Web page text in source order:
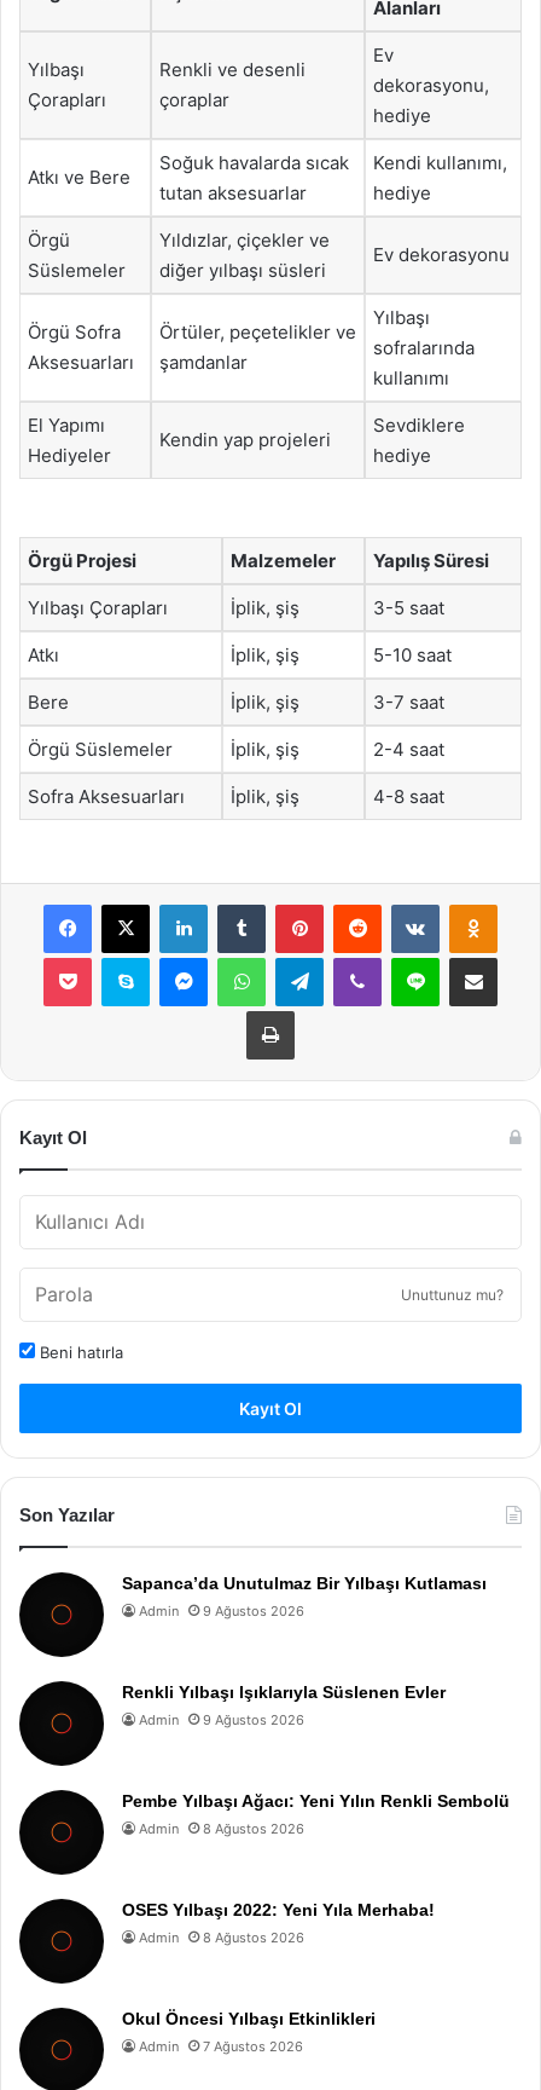
Alanları
Yılbaşı
Çorapları
Renkli ve desenli
çoraplar
Ev
dekorasyonu,
hediye
Atkı ve Bere
Soğuk havalarda sıcak
tutan aksesuarlar
Kendi kullanımı,
hediye
Örgü
Süslemeler
Yıldızlar, çiçekler ve
diğer yılbaşı süsleri
Ev dekorasyonu
Örgü Sofra
Aksesuarları
Örtüler, peçetelikler ve
şamdanlar
Yılbaşı
sofralarında
kullanımı
El Yapımı
Hediyeler
Kendin yap projeleri
Sevdiklere
hediye
Örgü Projesi Malzemeler Yapılış Süresi
Yılbaşı Çorapları İplik, şiş 3-5 saat
Atkı İplik, şiş 5-10 saat
Bere İplik, şiş 3-7 saat
Örgü Süslemeler İplik, şiş 2-4 saat
Sofra Aksesuarları İplik, şiş 4-8 saat
Facebook
X LinkedInTumblr PinterestReddit VKontakte
Pocket Skype MessengerWhatsAppTelegramViber Line E-Posta ile
Yazdır
Kayıt Ol
Unuttunuz mu?
Beni hatırla
Kayıt Ol
Son Yazılar
Sapanca’da Unutulmaz Bir Yılbaşı Kutlaması
Admin 9 Ağustos 2026
Renkli Yılbaşı Işıklarıyla Süslenen Evler
Admin 9 Ağustos 2026
Pembe Yılbaşı Ağacı: Yeni Yılın Renkli Sembolü
Admin 8 Ağustos 2026
OSES Yılbaşı 2022: Yeni Yıla Merhaba!
Admin 8 Ağustos 2026
Okul Öncesi Yılbaşı Etkinlikleri
Admin 7 Ağustos 2026